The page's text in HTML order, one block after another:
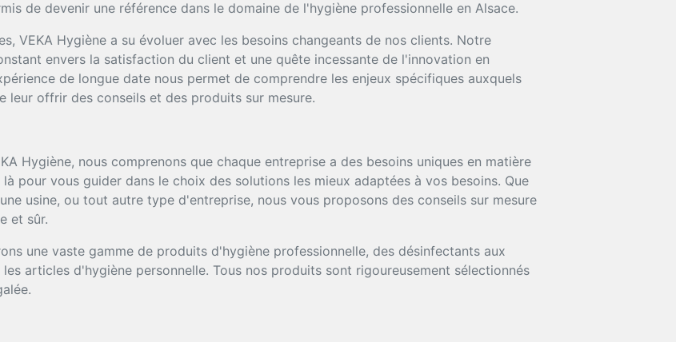
de devenir une référence dans le domaine de l'hygiène professionnelle en Alsace.
VEKA Hygiène a su évoluer avec les besoins changeants de nos clients. Notre
envers la satisfaction du client et une quête incessante de l'innovation en
de longue date nous permet de comprendre les enjeux spécifiques auxquels
leur offrir des conseils et des produits sur mesure.
Hygiène, nous comprenons que chaque entreprise a des besoins uniques en matière
pour vous guider dans le choix des solutions les mieux adaptées à vos besoins. Que
usine, ou tout autre type d'entreprise, nous vous proposons des conseils sur mesure
et sûr.
une vaste gamme de produits d'hygiène professionnelle, des désinfectants aux
articles d'hygiène personnelle. Tous nos produits sont rigoureusement sélectionnés